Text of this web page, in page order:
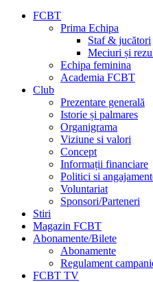
FCBT
Prima Echipa
Staf & jucători
Meciuri și
Echipa feminina
Academia FCBT
Club
Prezentare generală
Istorie și palmares
Organigrama
Viziune si valori
Concept
Informații financiare
Politici si
Voluntariat
Sponsori/Parteneri
Stiri
Magazin FCBT
Abonamente/Bilete
Abonamente
Regulament
FCBT TV